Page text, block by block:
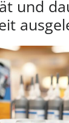
und